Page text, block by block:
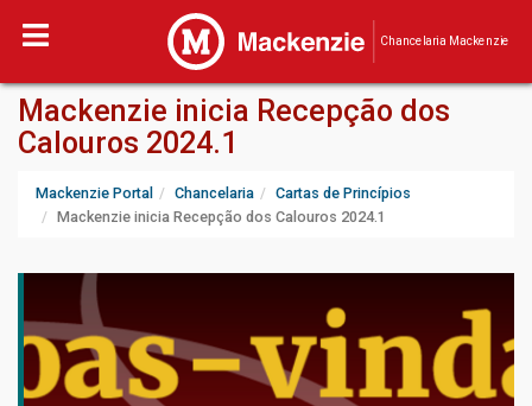
Chancelaria Mackenzie
Mackenzie inicia Recepção dos
Calouros 2024.1
Mackenzie Portal Chancelaria
Cartas de Princípios
Mackenzie inicia Recepção dos Calouros 2024.1